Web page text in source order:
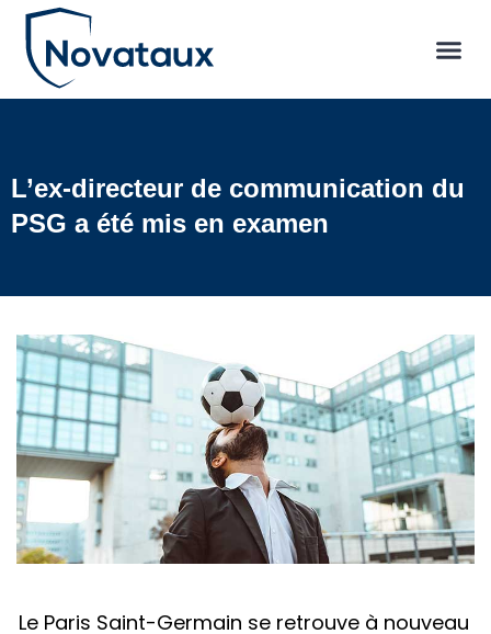
L’ex-directeur de communication du
PSG a été mis en examen
Le Paris Saint-Germain se retrouve à nouveau